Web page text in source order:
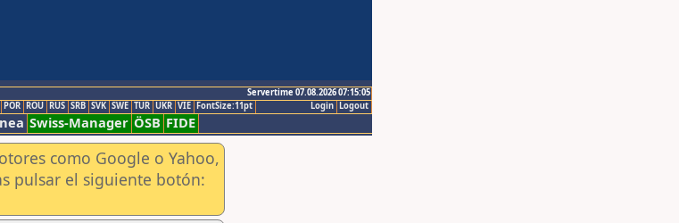
Servertime 07.08.2026 07:15:05
Logout
Login
POR ROU RUS SRB SVK SWE TUR UKR VIE FontSize:11pt
Swiss-Manager ÖSB FIDE
como Google o Yahoo,
pulsar el siguiente botón: